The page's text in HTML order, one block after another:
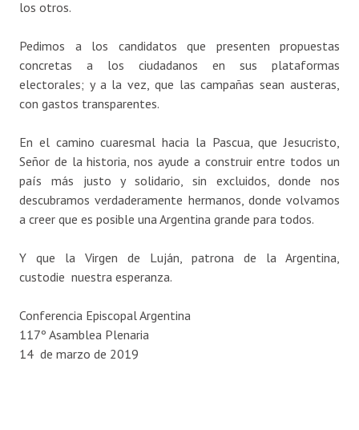
los otros.
Pedimos a los candidatos que presenten propuestas
concretas a los ciudadanos en sus plataformas
electorales; y a la vez, que las campañas sean austeras,
con gastos transparentes.
En el camino cuaresmal hacia la Pascua, que Jesucristo,
Señor de la historia, nos ayude a construir entre todos un
país más justo y solidario, sin excluidos, donde nos
descubramos verdaderamente hermanos, donde volvamos
a creer que es posible una Argentina grande para todos.
Y que la Virgen de Luján, patrona de la Argentina,
custodie nuestra esperanza.
Conferencia Episcopal Argentina
117º Asamblea Plenaria
14 de marzo de 2019